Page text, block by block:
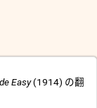
Easy(1914) の翻